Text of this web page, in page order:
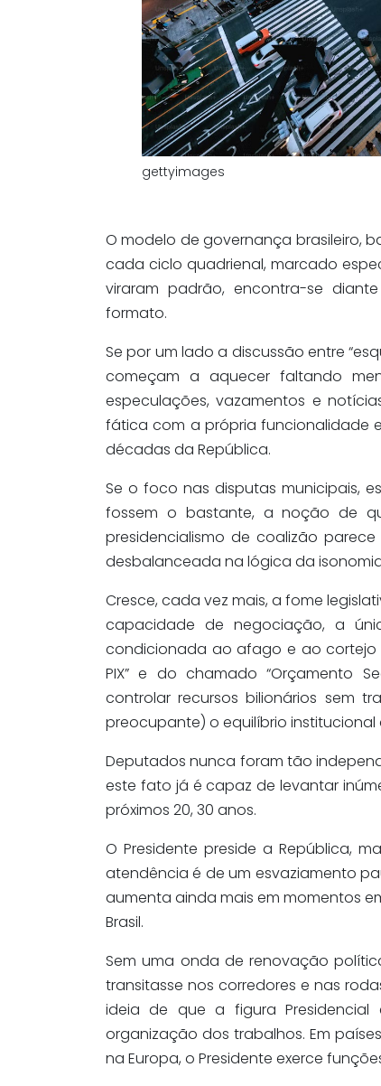
gettyimages
O modelo de governança brasileiro,
cada ciclo quadrienal, marcado
viraram padrão, encontra-se
formato.
Se por um lado a discussão entre
começam a aquecer faltando
especulações, vazamentos e
fática com a própria funcionalidade
décadas da República.
Se o foco nas disputas municipais,
fossem o bastante, a noção de
presidencialismo de coalizão
desbalanceada na lógica da
Cresce, cada vez mais, a fome
capacidade de negociação, a
condicionada ao afago e ao cortejo
PIX” e do chamado “Orçamento
controlar recursos bilionários sem
preocupante) o equilíbrio institucional
Deputados nunca foram tão
este fato já é capaz de levantar
próximos 20, 30 anos.
O Presidente preside a República,
atendência é de um esvaziamento
aumenta ainda mais em momentos
Brasil.
Sem uma onda de renovação
transitasse nos corredores e nas
ideia de que a figura
organização dos trabalhos.Em
na Europa, o Presidente exerce